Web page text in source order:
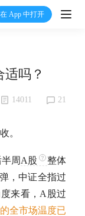
在 App 中打开
打
吗？
14011 21
。
周 A股
整体
，中证全指过
来看， A股过
全市场温度已